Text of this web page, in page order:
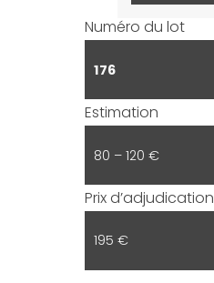
Numéro du lot
176
Estimation
80 – 120 €
Prix d’adjudication
195 €